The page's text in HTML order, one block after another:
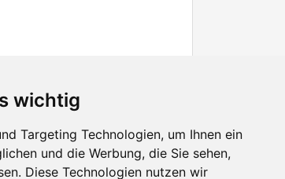
wichtig
Targeting Technologien, um Ihnen ein
und die Werbung, die Sie sehen,
Diese Technologien nutzen wir
Facebook